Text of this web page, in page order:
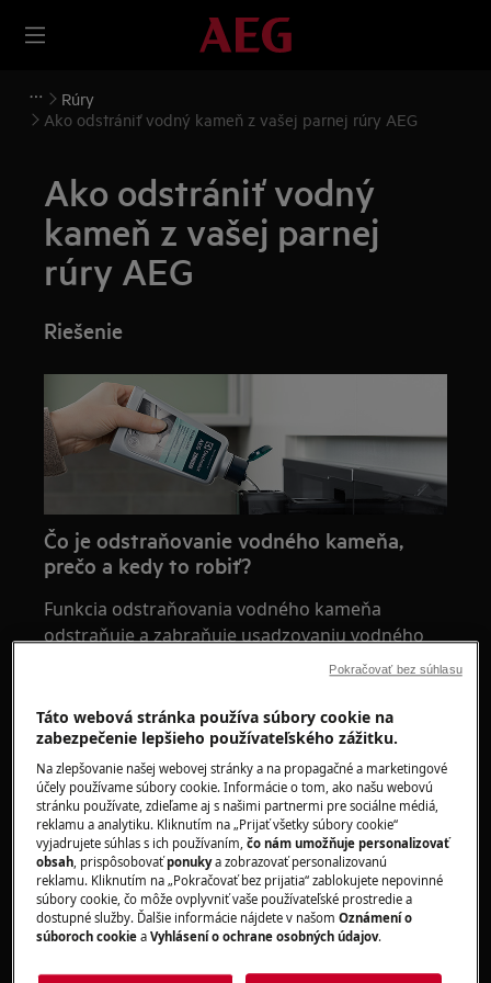
Rúry
Ako odstrániť vodný kameň z vašej parnej rúry AEG
Ako odstrániť vodný
kameň z vašej parnej
rúry AEG
Riešenie
Čo je odstraňovanie vodného kameňa,
prečo a kedy to robiť?
Funkcia odstraňovania vodného kameňa
odstraňuje a zabraňuje usadzovaniu vodného
kameňa v parnom systéme vašej rúry, vďaka
Odvápnenie je potrebné vykonávať pravidelne –
frekvencia sa bude líšiť v závislosti od množstva
varenia v pare. Rýchlosť tvorby usadenín
ovplyvní aj tvrdosť vody vo vašej oblasti.
Pokiaľ vás rúra upozorní na potrebu
odvápnenia, urobte to čo najskôr. V opačnom
prípade to ovplyvní fungovanie parnej funkcie a
znemožní varenie s parou.
Táto webová stránka používa súbory cookie na
zabezpečenie lepšieho používateľského zážitku.
Na zlepšovanie našej webovej stránky a na propagačné a marketingové
účely používame súbory cookie. Informácie o tom, ako našu webovú
stránku používate, zdieľame aj s našimi partnermi pre sociálne médiá,
reklamu a analytiku. Kliknutím na „Prijať všetky súbory cookie“
vyjadrujete súhlas s ich používaním,čo nám umožňuje personalizovať
obsah , prispôsobovaťponukya zobrazovať personalizovanú
reklamu. Kliknutím na „Pokračovať bez prijatia“ zablokujete nepovinné
súbory cookie, čo môže ovplyvniť vaše používateľské prostredie a
dostupné služby. Ďalšie informácie nájdete v našomOznámení o
súboroch cookie aVyhlásení o ochrane osobných údajov.
Pokračovať bez súhlasu